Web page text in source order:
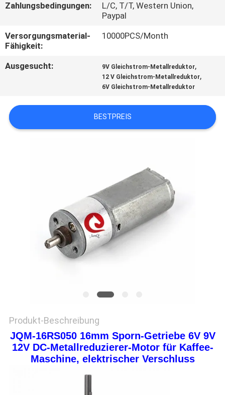
BITTE UM
EIN
ANGEBOT
DATENSCHUTZRICHTLINIE
Zahlungsbedingungen:
L/C, T/T, Western Union,
Paypal
Versorgungsmaterial-
Fähigkeit:
10000PCS/Month
Ausgesucht: 9V Gleichstrom-Metallreduktor,
12 V Gleichstrom-Metallreduktor,
6V Gleichstrom-Metallreduktor
BESTPREIS
Produkt-Beschreibung
JQM-16RS050 16mm Sporn-Getriebe 6V 9V
12V DC-Metallreduzierer-Motor für Kaffee-
Maschine, elektrischer Verschluss